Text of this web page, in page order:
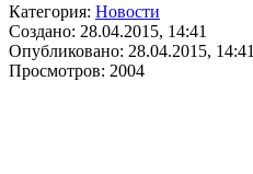
Категория: Новости
Создано: 28.04.2015, 14:41
Опубликовано: 28.04.2015, 14:41
Просмотров: 2004